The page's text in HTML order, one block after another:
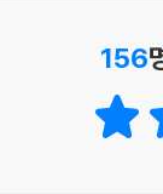
단 한 개인의 추
담겨, 100년
156